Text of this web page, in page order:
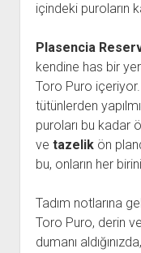
içindeki puroların
Plasencia
kendine has bir
Toro Puro
tütünlerden
puroları bu kadar
ve tazelikön
bu, onların her
Tadım notlarına
Toro Puro, derin
dumanı